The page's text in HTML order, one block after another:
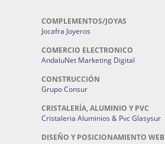
COMPLEMENTOS/JOYAS
Jocafra Joyeros
COMERCIO ELECTRONICO
AndaluNet Marketing Digital
CONSTRUCCIÓN
Grupo Consur
CRISTALERÍA, ALUMINIO Y PVC
Cristaleria Aluminios & Pvc Glasysur
DISEÑO Y POSICIONAMIENTO WEB